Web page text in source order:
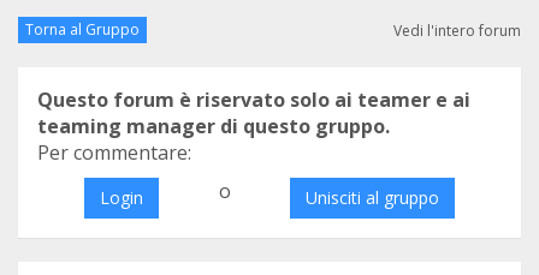
Torna al Gruppo Vedi l'intero forum
Questo forum è riservato solo ai teamer e ai
teaming manager di questo gruppo.
Per commentare:
Login o Unisciti al gruppo